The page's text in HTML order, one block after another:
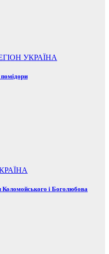
УКРАЇНА
і Боголюбова